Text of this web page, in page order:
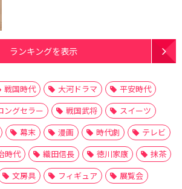
ランキングを表示
戦国時代 大河ドラマ
平安時代
ングセラー 戦国武将
スイーツ
幕末 漫画 時代劇
テレビ
時代 織田信長 徳川家康
抹茶
文房具 フィギュア
展覧会